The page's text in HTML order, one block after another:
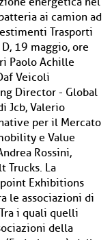
ai camion ad
Trasporti
19 maggio, ore
Paolo Achille
Veicoli
Director - Global
Jcb, Valerio
per il Mercato
e Value
Rossini,
Trucks. La
Exhibitions
le associazioni di
i quali quelli
della